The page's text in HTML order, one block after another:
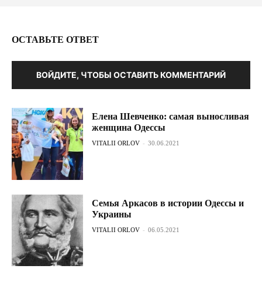
ОСТАВЬТЕ ОТВЕТ
ВОЙДИТЕ, ЧТОБЫ ОСТАВИТЬ КОММЕНТАРИЙ
Елена Шевченко: самая выносливая
женщина Одессы
VITALII ORLOV - 30.06.2021
Семья Аркасов в истории Одессы и
Украины
VITALII ORLOV - 06.05.2021